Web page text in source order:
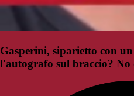
Gasperini, siparietto con
l'autografo sul braccio?